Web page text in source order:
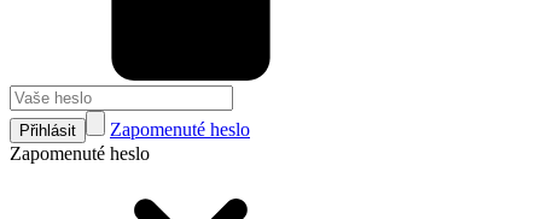
Přihlásit
Zapomenuté heslo
Zapomenuté heslo